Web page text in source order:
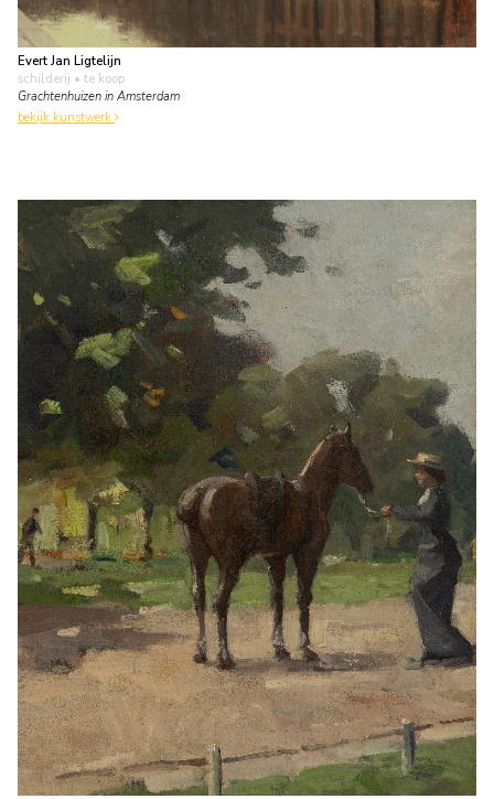
Evert Jan Ligtelijn
schilderij • te koop
Grachtenhuizen in Amsterdam
bekijk kunstwerk